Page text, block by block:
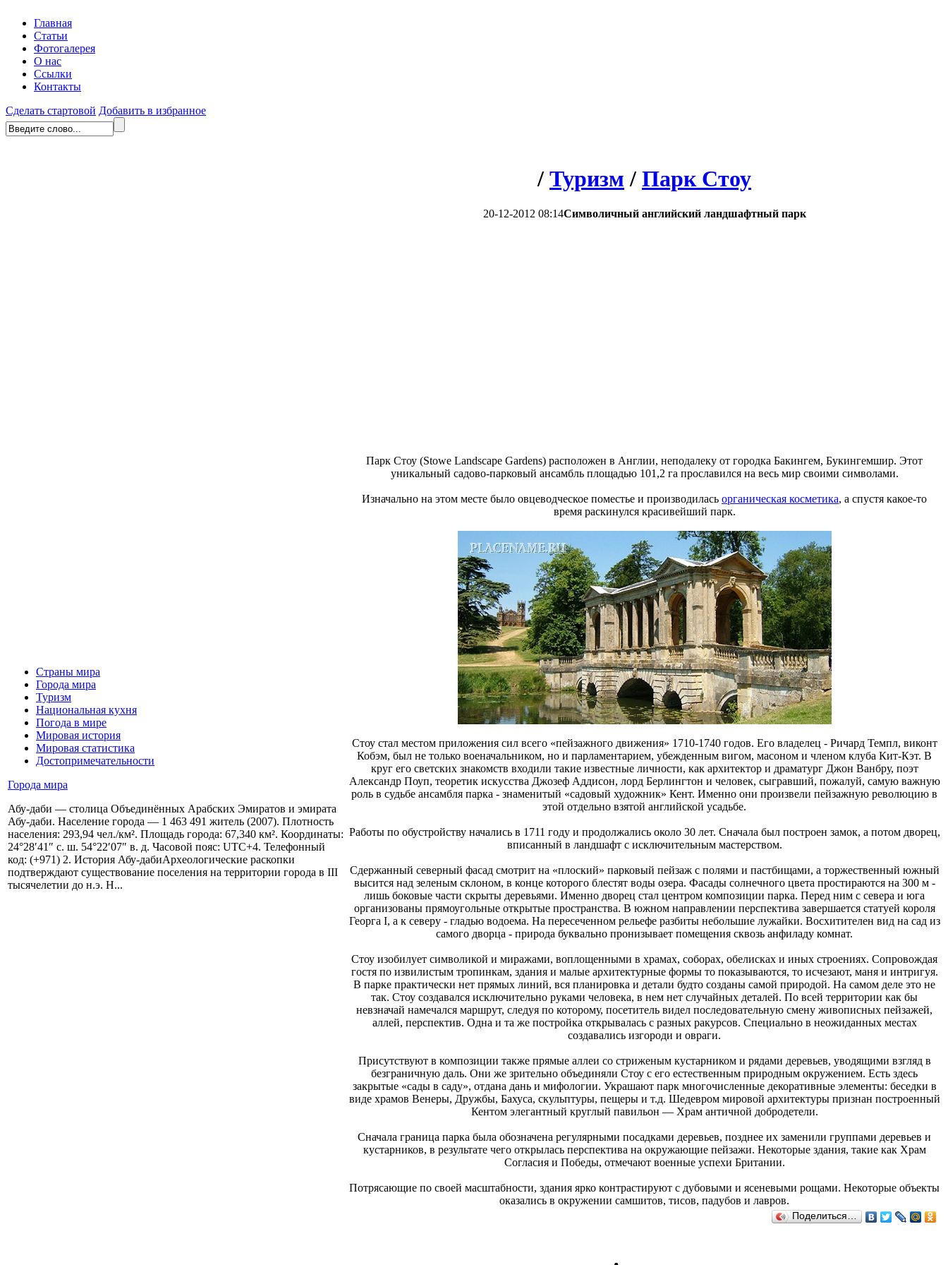
Главная
Статьи
Фотогалерея
О нас
Ссылки
Контакты
Сделать стартовой Добавить в избранное
Страны мира
Города мира
Туризм
Национальная кухня
Погода в мире
Мировая история
Мировая статистика
Достопримечательности
Города мира
Абу-даби — столица Объединённых Арабских Эмиратов и эмирата
Абу-даби. Население города — 1 463 491 житель (2007). Плотность
населения: 293,94 чел./км². Площадь города: 67,340 км². Координаты:
24°28′41″ с. ш. 54°22′07″ в. д. Часовой пояс: UTC+4. Телефонный
код: (+971) 2. История Абу-дабиАрхеологические раскопки
подтверждают существование поселения на территории города в III
тысячелетии до н.э. Н...
/ Туризм / Парк Стоу
20-12-2012 08:14Символичный английский ландшафтный парк
Парк Стоу (Stowe Landscape Gardens) расположен в Англии, неподалеку от городка Бакингем, Букингемшир. Этот
уникальный садово-парковый ансамбль площадью 101,2 га прославился на весь мир своими символами.
Изначально на этом месте было овцеводческое поместье и производилась органическая косметика, а спустя какое-то
время раскинулся красивейший парк.
Стоу стал местом приложения сил всего «пейзажного движения» 1710-1740 годов. Его владелец - Ричард Темпл, виконт
Кобэм, был не только военачальником, но и парламентарием, убежденным вигом, масоном и членом клуба Кит-Кэт. В
круг его светских знакомств входили такие известные личности, как архитектор и драматург Джон Ванбру, поэт
Александр Поуп, теоретик искусства Джозеф Аддисон, лорд Берлингтон и человек, сыгравший, пожалуй, самую важную
роль в судьбе ансамбля парка - знаменитый «садовый художник» Кент. Именно они произвели пейзажную революцию в
этой отдельно взятой английской усадьбе.
Работы по обустройству начались в 1711 году и продолжались около 30 лет. Сначала был построен замок, а потом дворец,
вписанный в ландшафт с исключительным мастерством.
Сдержанный северный фасад смотрит на «плоский» парковый пейзаж с полями и пастбищами, а торжественный южный
высится над зеленым склоном, в конце которого блестят воды озера. Фасады солнечного цвета простираются на 300 м -
лишь боковые части скрыты деревьями. Именно дворец стал центром композиции парка. Перед ним с севера и юга
организованы прямоугольные открытые пространства. В южном направлении перспектива завершается статуей короля
Георга I, а к северу - гладью водоема. На пересеченном рельефе разбиты небольшие лужайки. Восхитителен вид на сад из
самого дворца - природа буквально пронизывает помещения сквозь анфиладу комнат.
Стоу изобилует символикой и миражами, воплощенными в храмах, соборах, обелисках и иных строениях. Сопровождая
гостя по извилистым тропинкам, здания и малые архитектурные формы то показываются, то исчезают, маня и интригуя.
В парке практически нет прямых линий, вся планировка и детали будто созданы самой природой. На самом деле это не
так. Стоу создавался исключительно руками человека, в нем нет случайных деталей. По всей территории как бы
невзначай намечался маршрут, следуя по которому, посетитель видел последовательную смену живописных пейзажей,
аллей, перспектив. Одна и та же постройка открывалась с разных ракурсов. Специально в неожиданных местах
создавались изгороди и овраги.
Присутствуют в композиции также прямые аллеи со стриженым кустарником и рядами деревьев, уводящими взгляд в
безграничную даль. Они же зрительно объединяли Стоу с его естественным природным окружением. Есть здесь
закрытые «сады в саду», отдана дань и мифологии. Украшают парк многочисленные декоративные элементы: беседки в
виде храмов Венеры, Дружбы, Бахуса, скульптуры, пещеры и т.д. Шедевром мировой архитектуры признан построенный
Кентом элегантный круглый павильон — Храм античной добродетели.
Сначала граница парка была обозначена регулярными посадками деревьев, позднее их заменили группами деревьев и
кустарников, в результате чего открылась перспектива на окружающие пейзажи. Некоторые здания, такие как Храм
Согласия и Победы, отмечают военные успехи Британии.
Потрясающие по своей масштабности, здания ярко контрастируют с дубовыми и ясеневыми рощами. Некоторые объекты
оказались в окружении самшитов, тисов, падубов и лавров.
Поделиться…